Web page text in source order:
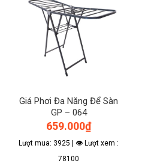
Giá Phơi Đa Năng Để Sàn
GP – 064
659.000₫
Lượt mua: 3925 | 👁 Lượt xem :
78100